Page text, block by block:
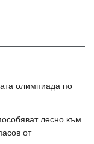
олимпиада по
лесно към
от